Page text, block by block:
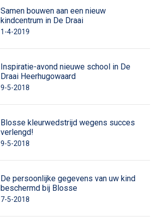
Samen bouwen aan een nieuw
kindcentrum in De Draai
1-4-2019
Inspiratie-avond nieuwe school in De
Draai Heerhugowaard
9-5-2018
Blosse kleurwedstrijd wegens succes
verlengd!
9-5-2018
De persoonlijke gegevens van uw kind
beschermd bij Blosse
7-5-2018